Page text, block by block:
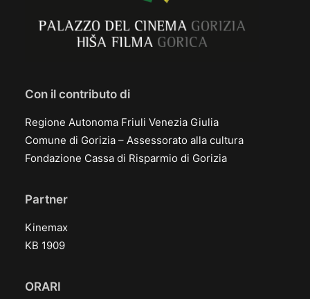
Con il contributo di
Regione Autonoma Friuli Venezia Giulia
Comune di Gorizia – Assessorato alla cultura
Fondazione Cassa di Risparmio di Gorizia
Partner
Kinemax
KB 1909
ORARI